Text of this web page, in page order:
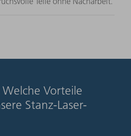
Vorteile
Stanz-Laser-